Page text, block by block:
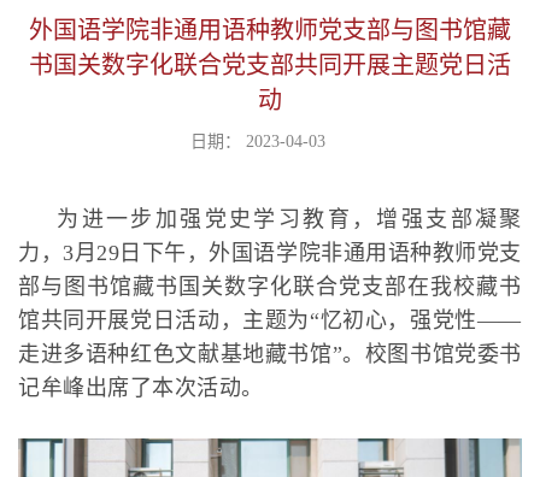
外国语学院非通用语种教师党支部与图书馆藏
书国关数字化联合党支部共同开展主题党日活
动
日期： 2023-04-03
为进一步加强党史学习教育，增强支部凝聚
力，3月29日下午，外国语学院非通用语种教师党支
部与图书馆藏书国关数字化联合党支部在我校藏书
馆共同开展党日活动，主题为“忆初心，强党性——
走进多语种红色文献基地藏书馆”。校图书馆党委书
记牟峰出席了本次活动。